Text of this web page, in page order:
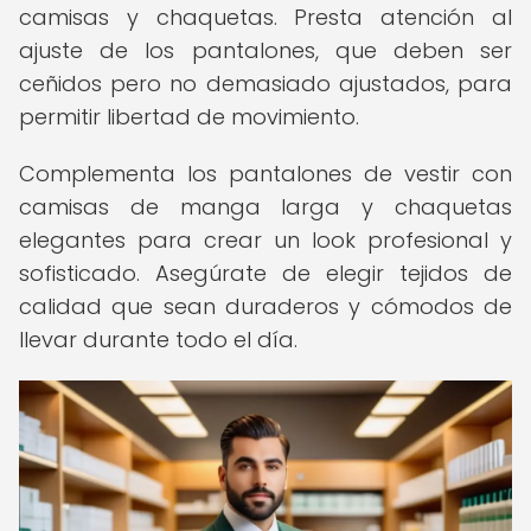
camisas y chaquetas. Presta atención al
ajuste de los pantalones, que deben ser
ceñidos pero no demasiado ajustados, para
permitir libertad de movimiento.
Complementa los pantalones de vestir con
camisas de manga larga y chaquetas
elegantes para crear un look profesional y
sofisticado. Asegúrate de elegir tejidos de
calidad que sean duraderos y cómodos de
llevar durante todo el día.